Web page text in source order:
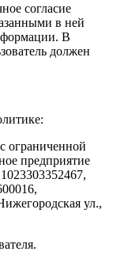
согласие
в ней
В
должен
ограниченной
предприятие
ул.,